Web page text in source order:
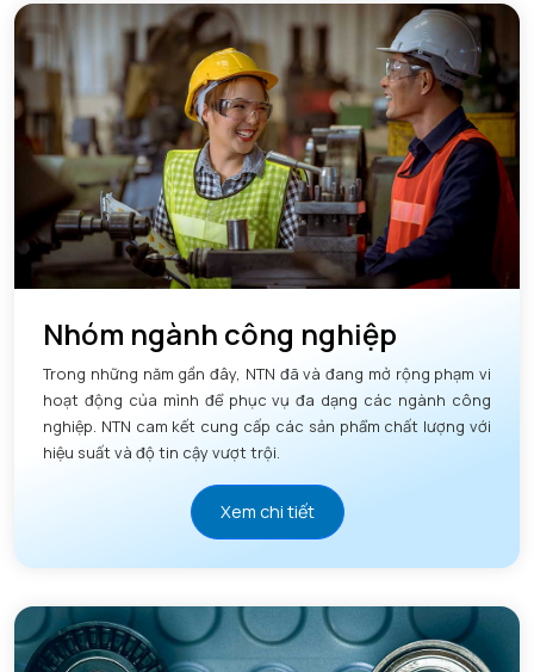
Nhóm ngành công nghiệp
Trong những năm gần đây, NTN đã và đang mở rộng phạm vi
hoạt động của mình để phục vụ đa dạng các ngành công
nghiệp. NTN cam kết cung cấp các sản phẩm chất lượng với
hiệu suất và độ tin cậy vượt trội.
Xem chi tiết